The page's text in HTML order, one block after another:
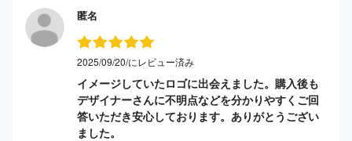
匿名
2025/09/20/にレビュー済み
イメージしていたロゴに出会えました。購入後も
デザイナーさんに不明点などを分かりやすくご回
答いただき安心しております。ありがとうござい
ました。